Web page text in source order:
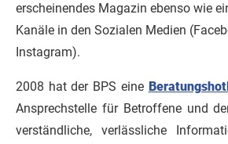
erscheinendes Magazin ebenso wie
Kanäle in den Sozialen Medien
Instagram).
2008 hat der BPS eine
Ansprechstelle für Betroffene und
verständliche, verlässliche